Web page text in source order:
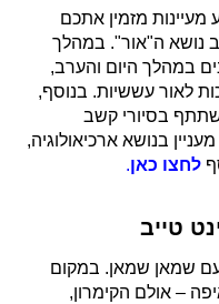
מעיינות מזמין אתכם
נושא ה"אור". במהלך
במהלך היום והערב,
לאור עששיות. בנוסף,
בסיורי קשב
בנושא ארכיאולוגיה,
לחצו כאן.
טייב
שמאן שמאן. במקום
– אולם הקימרון,